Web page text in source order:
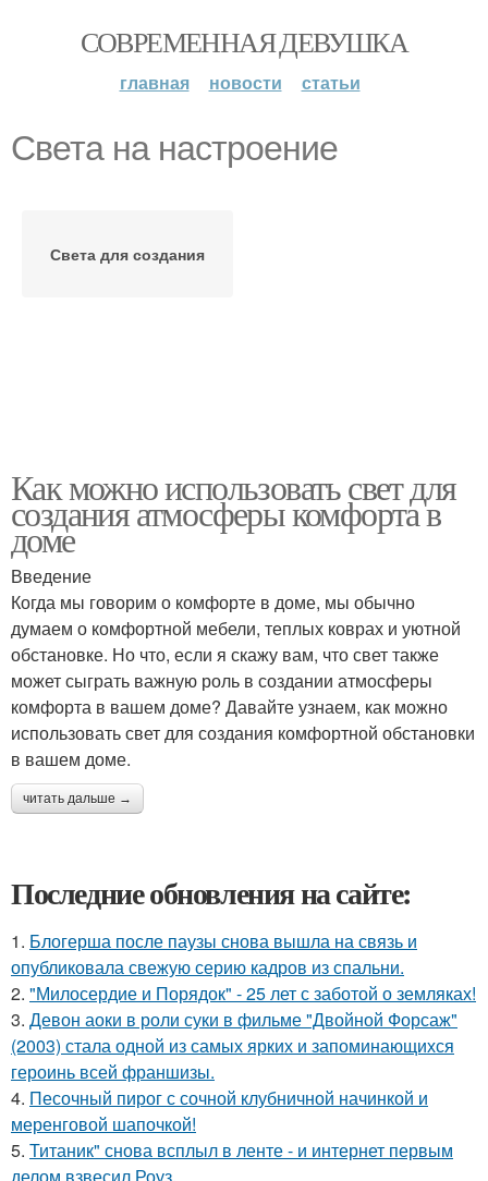
СОВРЕМЕННАЯ ДЕВУШКА
главная новости статьи
Света на настроение
Света для создания
Как можно использовать свет для
создания атмосферы комфорта в
доме
Введение
Когда мы говорим о комфорте в доме, мы обычно
думаем о комфортной мебели, теплых коврах и уютной
обстановке. Но что, если я скажу вам, что свет также
может сыграть важную роль в создании атмосферы
комфорта в вашем доме? Давайте узнаем, как можно
использовать свет для создания комфортной обстановки
в вашем доме.
читать дальше →
Последние обновления на сайте:
1. Блогерша после паузы снова вышла на связь и
опубликовала свежую серию кадров из спальни.
2. "Милосердие и Порядок" - 25 лет с заботой о земляках!
3. Девон аоки в роли суки в фильме "Двойной Форсаж"
(2003) стала одной из самых ярких и запоминающихся
героинь всей франшизы.
4. Песочный пирог с сочной клубничной начинкой и
меренговой шапочкой!
5. Титаник" снова всплыл в ленте - и интернет первым